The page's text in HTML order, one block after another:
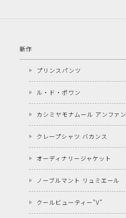
新作
プリンスパンツ
ル・ド・ポワン
カシミヤモナムール アンファン
クレープシャツ バカンス
オーディナリージャケット
ノーブルマント リュミエール
クールビューティー"V"